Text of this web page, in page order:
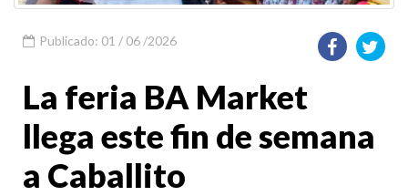
Publicado: 01 / 06 /2026
La feria BA Market
llega este fin de semana
a Caballito